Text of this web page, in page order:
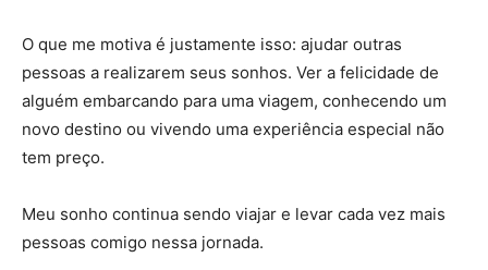
O que me motiva é justamente isso: ajudar outras
pessoas a realizarem seus sonhos. Ver a felicidade de
alguém embarcando para uma viagem, conhecendo um
novo destino ou vivendo uma experiência especial não
tem preço.
Meu sonho continua sendo viajar e levar cada vez mais
pessoas comigo nessa jornada.